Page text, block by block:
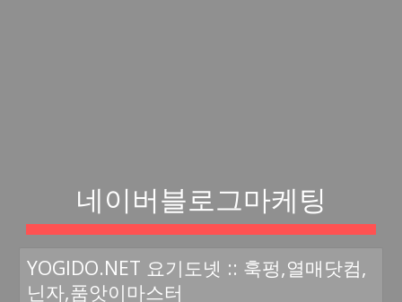
네이버블로그마케팅
YOGIDO.NET 요기도넷 :: 훅펑,열매닷컴,
닌자,품앗이마스터